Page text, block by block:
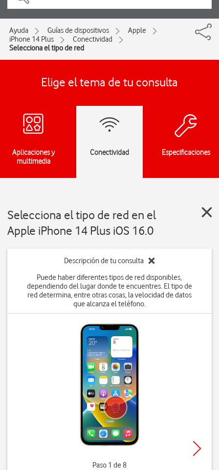
Ayuda Guías de dispositivos
Apple
iPhone 14 Plus
Conectividad
Selecciona el tipo de red
Elige el tema de tu consulta
Aplicaciones y
multimedia
Conectividad Especificaciones
Selecciona el tipo de red en el
Apple iPhone 14 Plus iOS 16.0
Descripción de tu consulta
Puede haber diferentes tipos de red disponibles,
dependiendo del lugar donde te encuentres. El tipo de
red determina, entre otras cosas, la velocidad de datos
que alcanza el teléfono.
Paso 1 de 8